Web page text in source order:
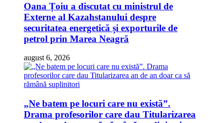
Oana Țoiu a discutat cu ministrul de
Externe al Kazahstanului despre
securitatea energetică și exporturile de
petrol prin Marea Neagră
august 6, 2026
„Ne batem pe locuri care nu există”.
Drama profesorilor care dau Titularizarea